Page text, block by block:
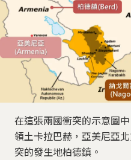
在這張兩國衝突的示意圖
領土卡拉巴赫，亞美尼亞
突的發生地柏德鎮。